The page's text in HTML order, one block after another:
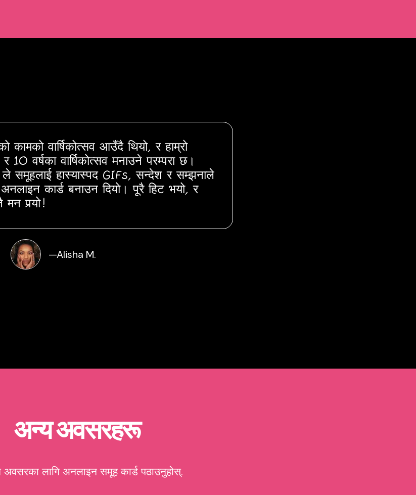
कामको वार्षिकोत्सव आउँदै थियो, र हाम्रो
10 वर्षका वार्षिकोत्सव मनाउने परम्परा छ।
हास्यास्पद GIFs, सन्देश र सम्झनाले
कार्ड बनाउन दियो। पूरै हिट भयो, र
पर्‍यो!
—Alisha M.
अन्य अवसरहरू
लागि अनलाइन समूह कार्ड पठाउनुहोस्.